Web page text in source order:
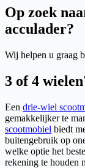
Op zoek
acculader?
Wij helpen u graag
3 of 4
Een drie-wiel
gemakkelijker te
scootmobiel biedt
buitengebruik op
welke optie het
rekening te houden